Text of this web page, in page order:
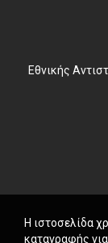
Εθνικής
Η ιστοσελίδα
καταγραφής